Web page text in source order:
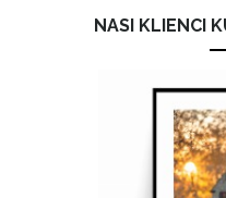
NASI KLIENCI